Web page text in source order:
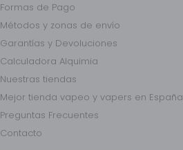
Formas de Pago
Métodos y zonas de envío
Garantías y Devoluciones
Calculadora Alquimia
Nuestras tiendas
Mejor tienda vapeo y vapers en España
Preguntas Frecuentes
Contacto